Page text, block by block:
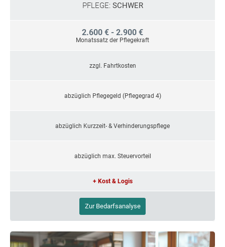
PFLEGE: SCHWER
2.600 € - 2.900 €
Monatssatz der Pflegekraft
zzgl. Fahrtkosten
abzüglich Pflegegeld (Pflegegrad 4)
abzüglich Kurzzeit- & Verhinderungspflege
abzüglich max. Steuervorteil
+ Kost & Logis
Zur Bedarfsanalyse